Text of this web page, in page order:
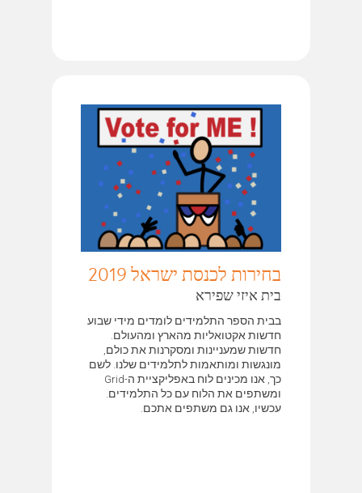
בחירות לכנסת ישראל 2019
בית איזי שפירא
בבית הספר התלמידים לומדים מידי שבוע
חדשות אקטואליות מהארץ ומהעולם.
חדשות שמעניינות ומסקרנות את כולם,
מונגשות ומותאמות לתלמידים שלנו. לשם
כך, אנו מכינים לוח באפליקציית ה-Grid
ומשתפים את הלוח עם כל התלמידים.
עכשיו, אנו גם משתפים אתכם.